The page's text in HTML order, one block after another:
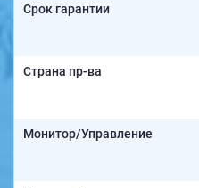
Срок гарантии
Страна пр-ва
Монитор/Управление